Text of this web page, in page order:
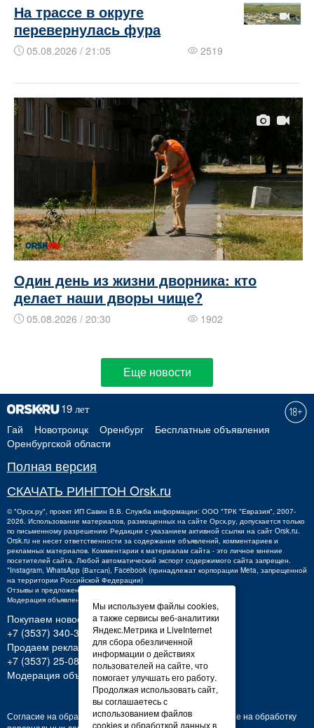
На трассе в округе
перевернулась фура
05.08.2026 / 21:05 2519
Один день из жизни дворника: кто
делает наши дворы чище?
05.08.2026 / 20:30 1902
Еще новости
Гай Новотроицк Оренбург
Бесплатные объявления
Оренбургской области
Полная версия
СКАЧАТЬ РИНГТОН Orsk.ru
©"Орск.ру" , проект ИП Савин В.В. Служба информации: ООО "ТРК "Евразия", 2007-
2026. Использование материалов, размещенных на сайте Орск.ру, допускается только
по письменному разрешению Редакции с указанием активной ссылки на сайт Orsk.ru.
Orsk.ru не несет ответственности за содержание объявлений, комментариев и
рекламных материалов. Комментарии к материалам сайта - это личное мнение
посетителей сайта. Любой автоматический экспорт содержимого сайта запрещен.
*Instagram, WhatsApp (Ватсап), Facebook (принадлежат корпорации Meta, запрещенной
на территории Российской Федерации)
Отзывы и предложения о работе портала:
Модерация объявлений +7 (3537) 32-71-28
Покупаем новости:
+7 (3537) 340-300,340300@orsk.ru
Продаем рекламу:
+7 (3537) 25-08-07;250807@orsk.ru
Модерация объявлений: +7 (3537) 32-71-28
Согласие на обработку персональных данных
Согласие на обработку
Мы используем файлы cookies,
а также сервисы веб-аналитики
Яндекс.Метрика и LiveInternet
для сбора обезличенной
информации о действиях
пользователей на сайте, что
помогает улучшать его работу.
Продолжая использовать сайт,
вы соглашаетесь с
использованием файлов
cookies и обработкой данных в